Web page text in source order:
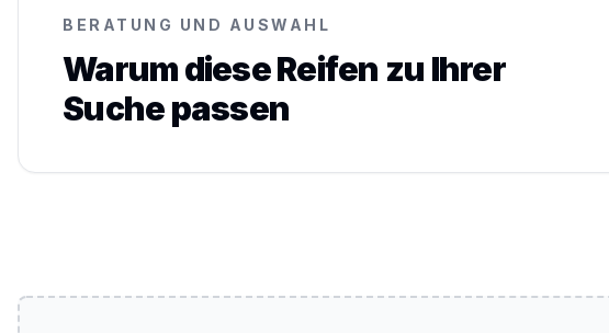
BERATUNG UND AUSWAHL
Warum diese Reifen zu Ihrer
Suche passen